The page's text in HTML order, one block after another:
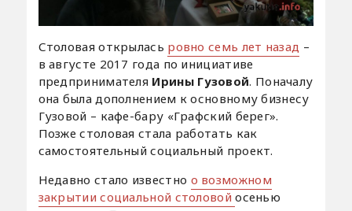
Столовая открылась ровно семь лет назад –
в августе 2017 года по инициативе
предпринимателя Ирины Гузовой. Поначалу
она была дополнением к основному бизнесу
Гузовой – кафе-бару «Графский берег».
Позже столовая стала работать как
самостоятельный социальный проект.
Недавно стало известно о возможном
закрытии социальной столовойосенью